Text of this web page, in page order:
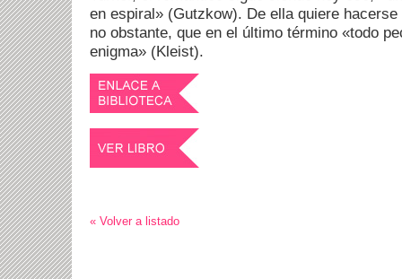
en espiral» (Gutzkow). De ella quiere
no obstante, que en el último término «todo
enigma» (Kleist).
« Volver a listado